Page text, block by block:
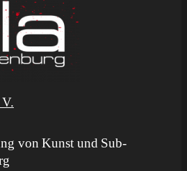
von Kunst und Sub-